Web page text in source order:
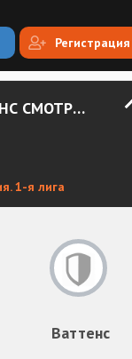
Регистрация
АУСТРИЯ ЛУСТЕНАУ – ВАТТЕНС СМОТРЕТЬ ОНЛАЙН
1-я лига
Ваттенс